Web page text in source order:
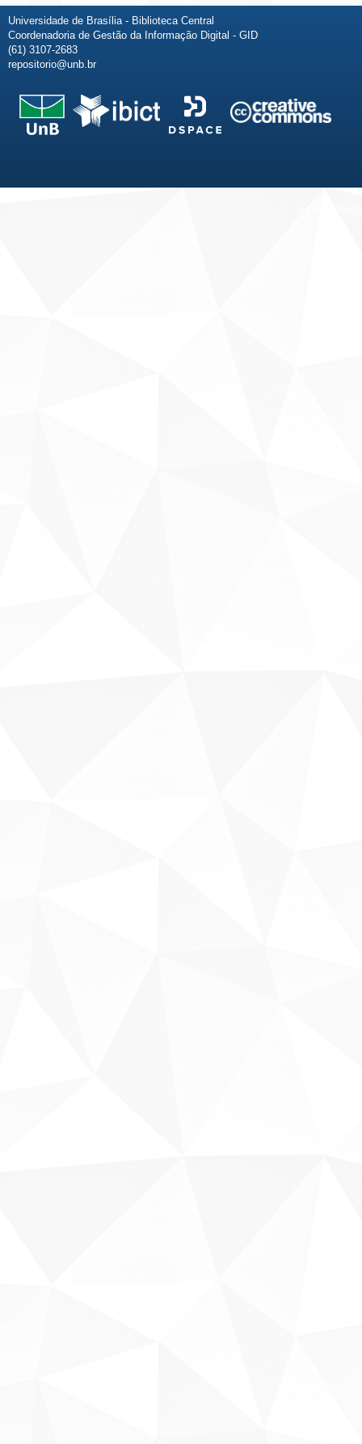
Universidade de Brasília - Biblioteca Central
Coordenadoria de Gestão da Informação Digital - GID
(61) 3107-2683
repositorio@unb.br